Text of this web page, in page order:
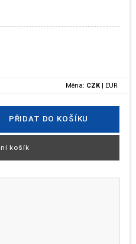
Měna: CZK | EUR
PŘIDAT DO KOŠÍKU
košík